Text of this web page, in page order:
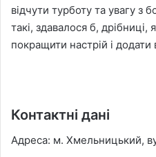
відчути турботу та увагу з
такі, здавалося б, дрібниці,
покращити настрій і додати
Контактні дані
Адреса: м. Хмельницький,